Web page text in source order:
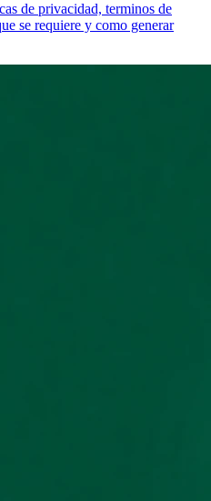
de privacidad, terminos de
se requiere y como generar